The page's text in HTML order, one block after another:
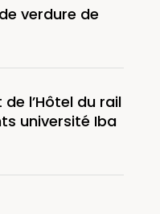
verdure de
l’Hôtel du rail
université Iba